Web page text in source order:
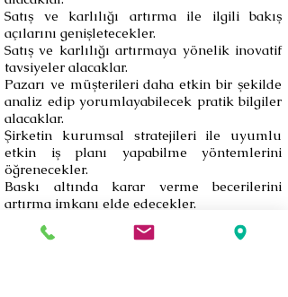
Satış ve karlılığı artırma ile ilgili bakış
açılarını genişletecekler.
Satış ve karlılığı artırmaya yönelik inovatif
tavsiyeler alacaklar.
Pazarı ve müşterileri daha etkin bir şekilde
analiz edip yorumlayabilecek pratik bilgiler
alacaklar.
Şirketin kurumsal stratejileri ile uyumlu
etkin iş planı yapabilme yöntemlerini
öğrenecekler.
Baskı altında karar verme becerilerini
artırma imkanı elde edecekler.
Kurumsal satış sürecini daha etkin
yönetebilecek teknik bilgiler alacaklar.